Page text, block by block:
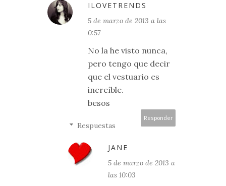
ILOVETRENDS
5 de marzo de 2013 a las
0:57
No la he visto nunca,
pero tengo que decir
que el vestuario es
increíble.
besos
Responder
Respuestas
JANE
5 de marzo de 2013 a
las 10:03